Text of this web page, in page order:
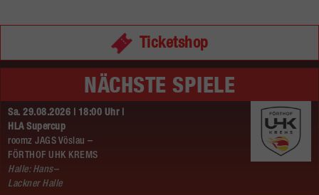
Ticketshop
NÄCHSTE SPIELE
Sa. 29.08.2026 | 18:00 Uhr |
HLA Supercup
roomz JAGS Vöslau –
FÖRTHOF UHK KREMS
Halle: Hans–
Lackner Halle